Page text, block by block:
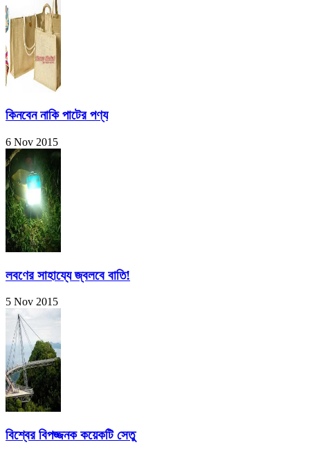
কিনবেন নাকি পাটের পণ্য
6 Nov 2015
লবণের সাহায্যে জ্বলবে বাতি!
5 Nov 2015
বিশ্বের বিপজ্জনক কয়েকটি সেতু